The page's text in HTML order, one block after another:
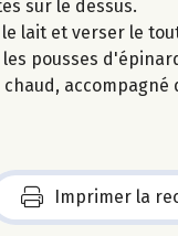
sur le dessus.
le lait et verser le
pousses
Imprimer la